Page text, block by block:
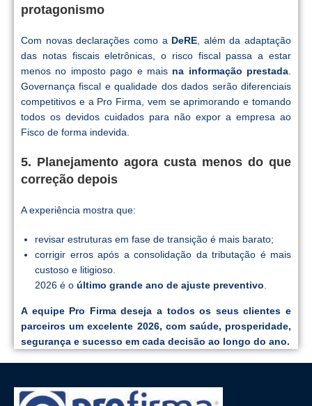
protagonismo
Com novas declarações como a DeRE , além da adaptação
das notas fiscais eletrônicas, o risco fiscal passa a estar
menos no imposto pago e mais na informação prestada
Governança fiscal e qualidade dos dados serão diferenciais
competitivos e a Pro Firma, vem se aprimorando e tomando
todos os devidos cuidados para não expor a empresa ao
Fisco de forma indevida.
5. Planejamento agora custa menos do que
correção depois
A experiência mostra que:
revisar estruturas em fase de transição é mais barato;
corrigir erros após a consolidação da tributação é mais
custoso e litigioso.
2026 é o último grande ano de ajuste preventivo
A equipe Pro Firma deseja a todos os seus clientes e
parceiros um excelente 2026, com saúde, prosperidade,
segurança e sucesso em cada decisão ao longo do ano.